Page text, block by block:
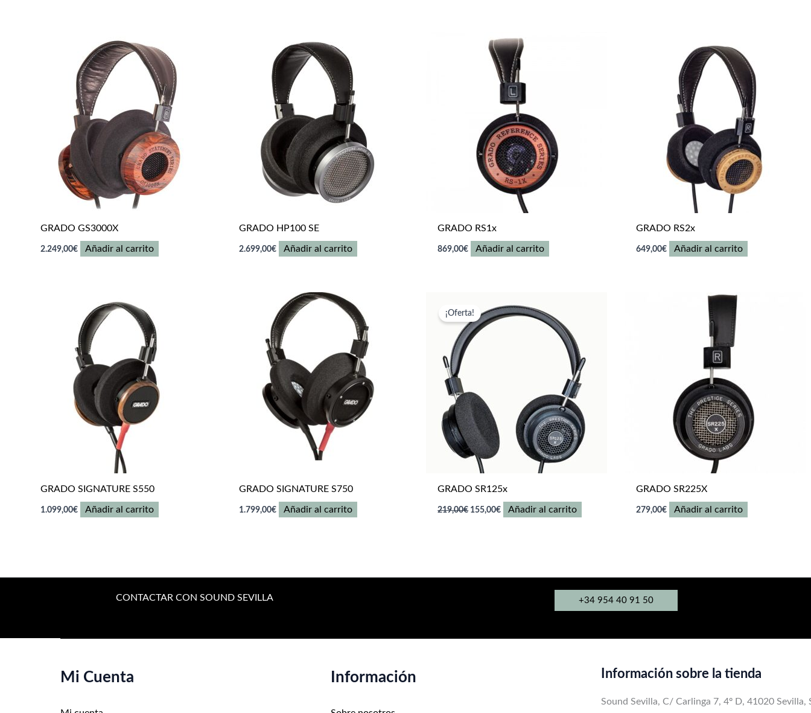
GRADO GS3000X
2.249,00€ Añadir al carrito
GRADO HP100 SE
2.699,00€ Añadir al carrito
GRADO RS1x
869,00€ Añadir al carrito
GRADO RS2x
649,00€ Añadir al carrito
GRADO SIGNATURE S550
1.099,00€ Añadir al carrito
GRADO SIGNATURE S750
1.799,00€ Añadir al carrito
¡Oferta!
GRADO SR125x
219,00€ El
155,00€El
precio
Añadir al carrito
GRADO SR225X
279,00€ Añadir al carrito
CONTACTAR CON SOUND SEVILLA +34 954 40 91 50
Mi Cuenta Información Información sobre la tienda
Sound Sevilla, C/ Carlinga 7, 4º D, 41020 Sevilla,